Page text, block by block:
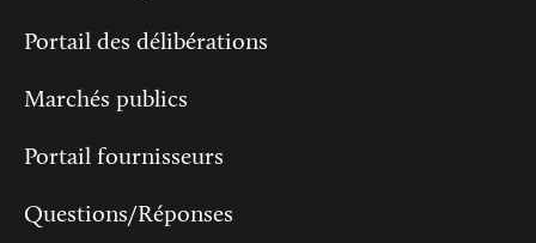
Portail des délibérations
Marchés publics
Portail fournisseurs
Questions/Réponses